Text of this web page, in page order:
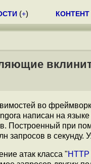
(+) КОНТЕНТ
во
написан на
Построенный при
запросов в секунду.
атак класса "